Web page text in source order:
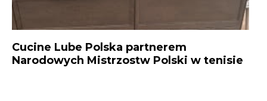
Cucine Lube Polska partnerem
Narodowych Mistrzostw Polski w tenisie